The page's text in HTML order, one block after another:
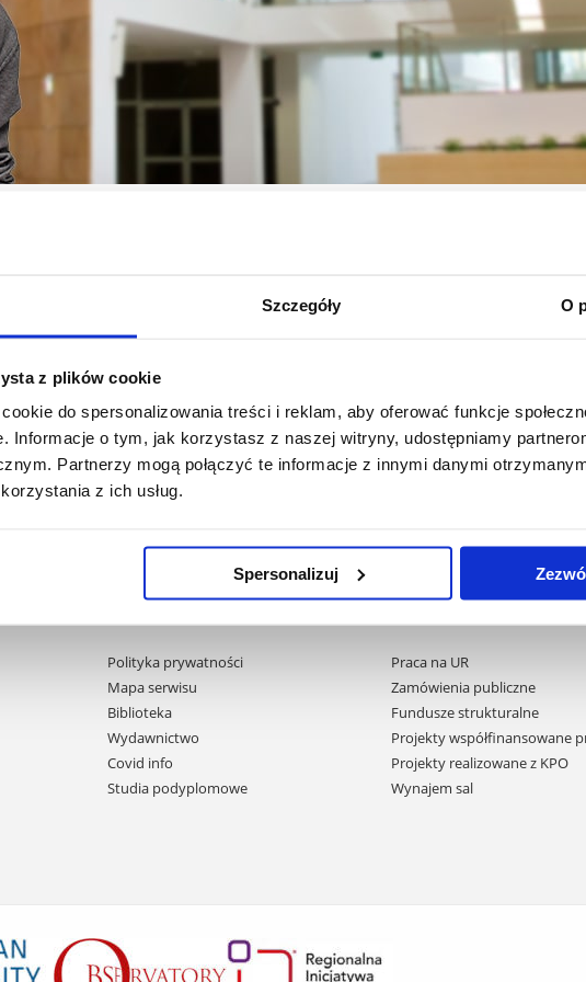
Szczegóły O
z plików cookie
do spersonalizowania treści i reklam, aby oferować funkcje
Informacje o tym, jak korzystasz z naszej witryny, udostępniamy
Partnerzy mogą połączyć te informacje z innymi danymi
z ich usług.
Spersonalizuj
Pomiń
nawigację
i
przejdź
do
treści
Polityka prywatności
Mapa serwisu
Biblioteka
Wydawnictwo
Covid info
Studia podyplomowe
Praca na UR
Zamówienia publiczne
Fundusze strukturalne
Projekty współfinansowane
Projekty realizowane z KPO
Wynajem sal